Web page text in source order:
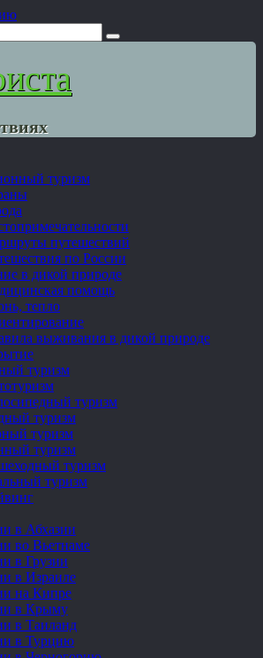
туризм
путешествий
по России
в дикой природе
помощь
тепло
выживания в дикой природе
туризм
туризм
туризм
туризм
туризм
туризм
туризм
в Абхазии
во Вьетнаме
в Грузии
в Израиле
на Кипре
в Крыму
в Таиланд
в Турцию